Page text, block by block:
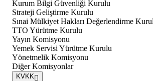
Kurum Bilgi Güvenliği Kurulu
Strateji Geliştirme Kurulu
Sınai Mülkiyet Hakları Değerlendirme
TTO Yürütme Kurulu
Yayın Komisyonu
Yemek Servisi Yürütme Kurulu
Yönetmelik Komisyonu
Diğer Komisyonlar
KVKK